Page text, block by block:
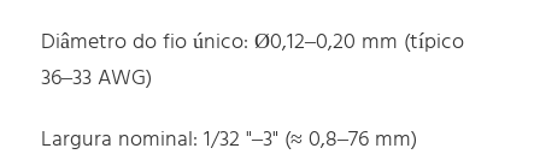
Diâmetro do fio único: Ø0,12–0,20 mm (típico
36–33 AWG)
Largura nominal: 1/32 "–3" (≈ 0,8–76 mm)